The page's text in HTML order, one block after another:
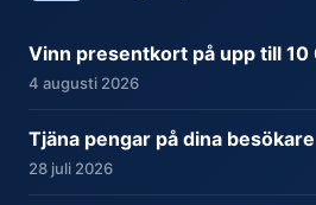
Vinn presentkort på upp till
4 augusti 2026
Tjäna pengar på dina besökare
28 juli 2026